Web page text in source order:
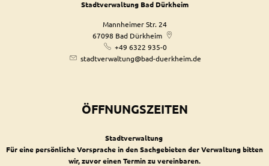
Stadtverwaltung Bad Dürkheim
Mannheimer Str. 24
67098 Bad Dürkheim
+49 6322 935-0
stadtverwaltung@bad-duerkheim.de
ÖFFNUNGSZEITEN
Stadtverwaltung
Für eine persönliche Vorsprache in den Sachgebieten der Verwaltung bitten
wir, zuvor einen Termin zu vereinbaren.